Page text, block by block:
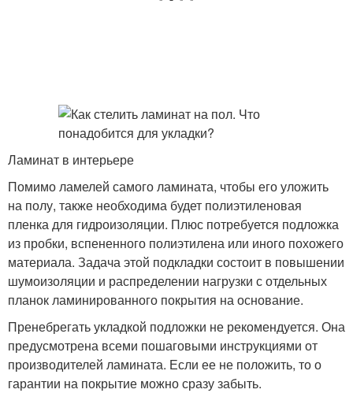
Ламинат в интерьере
Помимо ламелей самого ламината, чтобы его уложить
на полу, также необходима будет полиэтиленовая
пленка для гидроизоляции. Плюс потребуется подложка
из пробки, вспененного полиэтилена или иного похожего
материала. Задача этой подкладки состоит в повышении
шумоизоляции и распределении нагрузки с отдельных
планок ламинированного покрытия на основание.
Пренебрегать укладкой подложки не рекомендуется. Она
предусмотрена всеми пошаговыми инструкциями от
производителей ламината. Если ее не положить, то о
гарантии на покрытие можно сразу забыть.